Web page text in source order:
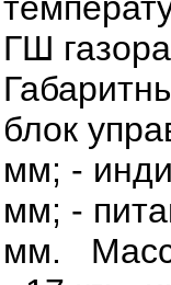
ГШ
блок
мм; -
мм; -
мм.